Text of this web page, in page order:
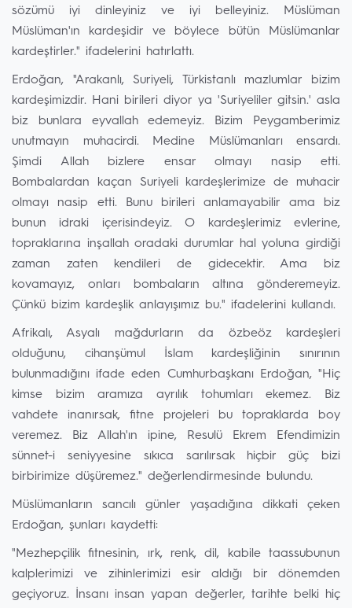
sözümü iyi dinleyiniz ve iyi belleyiniz. Müslüman
Müslüman'ın kardeşidir ve böylece bütün Müslümanlar
kardeştirler." ifadelerini hatırlattı.
Erdoğan, "Arakanlı, Suriyeli, Türkistanlı mazlumlar bizim
kardeşimizdir. Hani birileri diyor ya 'Suriyeliler gitsin.' asla
biz bunlara eyvallah edemeyiz. Bizim Peygamberimiz
unutmayın muhacirdi. Medine Müslümanları ensardı.
Şimdi Allah bizlere ensar olmayı nasip etti.
Bombalardan kaçan Suriyeli kardeşlerimize de muhacir
olmayı nasip etti. Bunu birileri anlamayabilir ama biz
bunun idraki içerisindeyiz. O kardeşlerimiz evlerine,
topraklarına inşallah oradaki durumlar hal yoluna girdiği
zaman zaten kendileri de gidecektir. Ama biz
kovamayız, onları bombaların altına gönderemeyiz.
Çünkü bizim kardeşlik anlayışımız bu." ifadelerini kullandı.
Afrikalı, Asyalı mağdurların da özbeöz kardeşleri
olduğunu, cihanşümul İslam kardeşliğinin sınırının
bulunmadığını ifade eden Cumhurbaşkanı Erdoğan, "Hiç
kimse bizim aramıza ayrılık tohumları ekemez. Biz
vahdete inanırsak, fitne projeleri bu topraklarda boy
veremez. Biz Allah'ın ipine, Resulü Ekrem Efendimizin
sünnet-i seniyyesine sıkıca sarılırsak hiçbir güç bizi
birbirimize düşüremez." değerlendirmesinde bulundu.
Müslümanların sancılı günler yaşadığına dikkati çeken
Erdoğan, şunları kaydetti:
"Mezhepçilik fitnesinin, ırk, renk, dil, kabile taassubunun
kalplerimizi ve zihinlerimizi esir aldığı bir dönemden
geçiyoruz. İnsanı insan yapan değerler, tarihte belki hiç